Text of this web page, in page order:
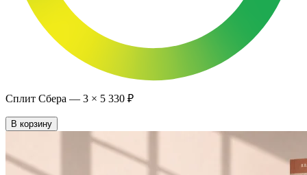
Сплит Сбера — 3 × 5 330 ₽
В корзину